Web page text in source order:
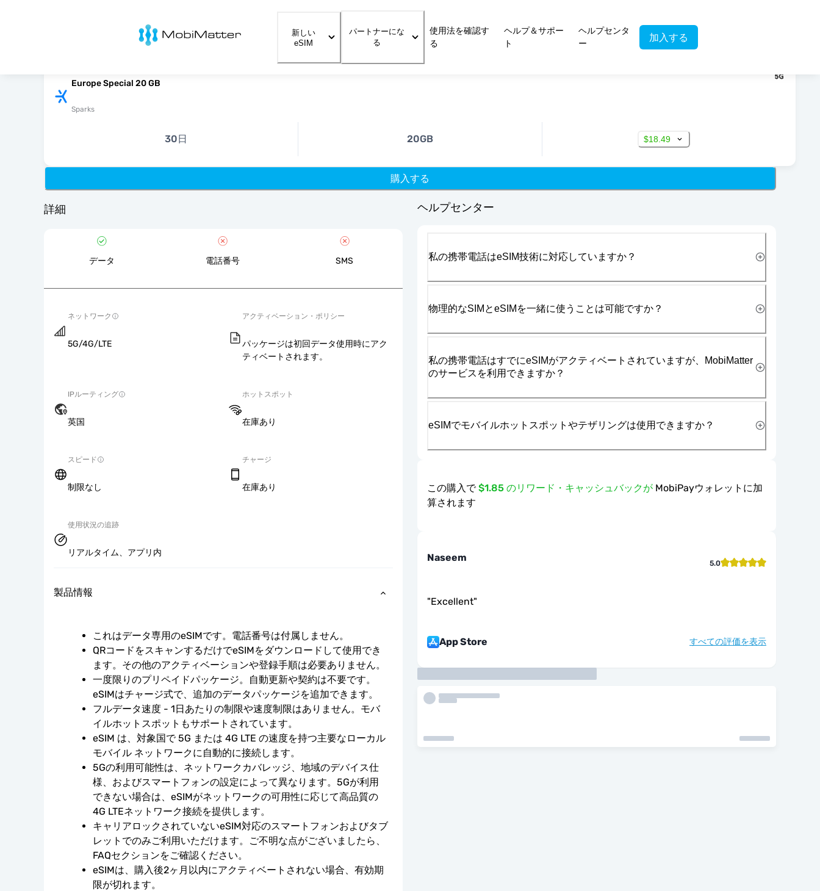
MobiMatter
新しい
eSIM
パートナーにな
る
使用法を確認す
る
ヘルプ＆サポー
ト
ヘルプセンタ
ー
加入する
Europe Special 20 GB
Sparks
30日 20GB $18.49
購入する
詳細
データ 電話番号 SMS
ネットワーク
5G/4G/LTE
アクティベーション・ポリシー
パッケージは初回データ使用時にアク
ティベートされます。
IPルーティング
英国
ホットスポット
在庫あり
スピード
制限なし
チャージ
在庫あり
使用状況の追跡
リアルタイム、アプリ内
製品情報
これはデータ専用のeSIMです。電話番号は付属しません。
QRコードをスキャンするだけでeSIMをダウンロードして使用でき
ます。その他のアクティベーションや登録手順は必要ありません。
一度限りのプリペイドパッケージ。自動更新や契約は不要です。
eSIMはチャージ式で、追加のデータパッケージを追加できます。
フルデータ速度 - 1日あたりの制限や速度制限はありません。モバ
イルホットスポットもサポートされています。
eSIM は、対象国で 5G または 4G LTE の速度を持つ主要なローカル
モバイル ネットワークに自動的に接続します。
5Gの利用可能性は、ネットワークカバレッジ、地域のデバイス仕
様、およびスマートフォンの設定によって異なります。5Gが利用
できない場合は、eSIMがネットワークの可用性に応じて高品質の
4G LTEネットワーク接続を提供します。
キャリアロックされていないeSIM対応のスマートフォンおよびタブ
レットでのみご利用いただけます。ご不明な点がございましたら、
FAQセクションをご確認ください。
eSIMは、購入後2ヶ月以内にアクティベートされない場合、有効期
限が切れます。
ヘルプセンター
私の携帯電話はeSIM技術に対応していますか？
物理的なSIMとeSIMを一緒に使うことは可能ですか？
私の携帯電話はすでにeSIMがアクティベートされていますが、MobiMatter
のサービスを利用できますか？
eSIMでモバイルホットスポットやテザリングは使用できますか？
この購入で $1.85 のリワード・キャッシュバックが MobiPayウォレットに加
算されます
Naseem 5.0
"Excellent"
App Store すべての評価を表示